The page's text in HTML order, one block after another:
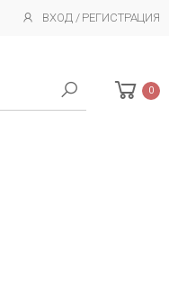
ВХОД / РЕГИСТРАЦИЯ
0